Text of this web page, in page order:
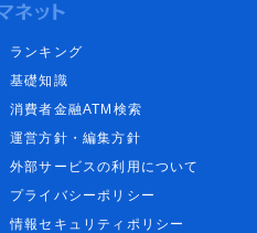
ランキング
基礎知識
消費者金融ATM検索
運営方針・編集方針
外部サービスの利用について
プライバシーポリシー
情報セキュリティポリシー